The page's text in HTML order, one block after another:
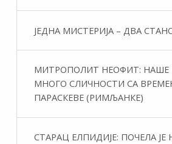
ЈЕДНА МИСТЕРИЈА – ДВА
МИТРОПОЛИТ НЕОФИТ: НАШЕ
МНОГО СЛИЧНОСТИ СА
ПАРАСКЕВЕ (РИМЉАНКЕ)
СТАРАЦ ЕЛПИДИЈЕ: ПОЧЕЛА ЈЕ